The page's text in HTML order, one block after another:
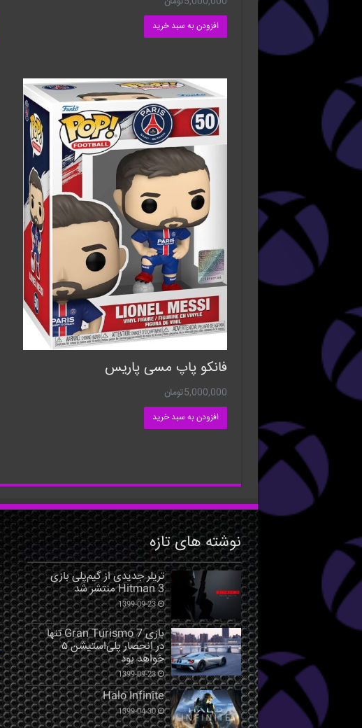
افزودن به سبد خرید
فانکو پاپ مسی پاریس
5,000,000تومان
افزودن به سبد خرید
نوشته های تازه
تریلر جدیدی از گیم‌پلی بازی
Hitman 3 منتشر شد
1399-09-23
بازی Gran Turismo 7 تنها
در انحصار پلی‌استیشن ۵
خواهد بود
1399-09-23
Halo Infinite
1399-04-30